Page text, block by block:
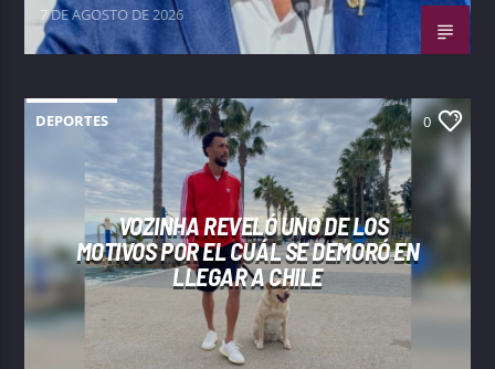
7 DE AGOSTO DE 2026
DEPORTES 0
VOZINHA REVELÓ UNO DE LOS
MOTIVOS POR EL CUÁL SE DEMORÓ EN
LLEGAR A CHILE